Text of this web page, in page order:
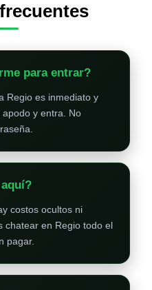
para entrar?
Regio es inmediato y
y entra. No
costos ocultos ni
chatear en Regio todo el
pagar.